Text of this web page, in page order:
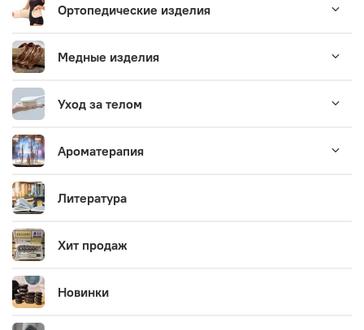
Ортопедические изделия
Медные изделия
Уход за телом
Ароматерапия
Литература
Хит продаж
Новинки